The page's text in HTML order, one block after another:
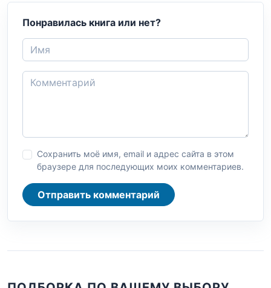
Понравилась книга или нет?
Сохранить моё имя, email и адрес сайта в этом
браузере для последующих моих комментариев.
Отправить комментарий